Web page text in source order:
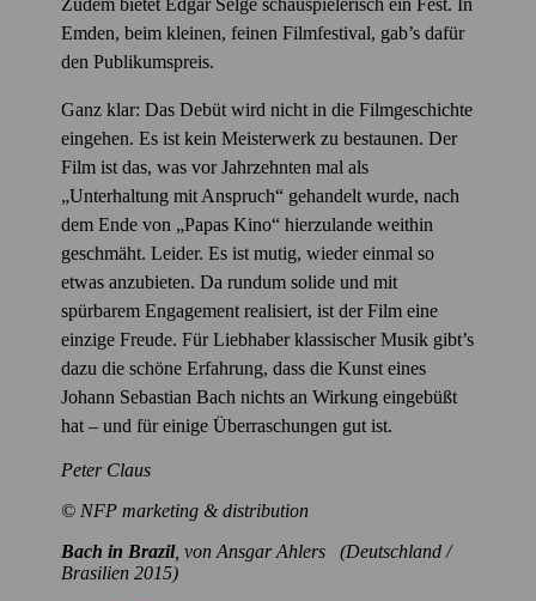
Emden, beim kleinen, feinen Filmfestival, gab’s dafür
den Publikumspreis.
Ganz klar: Das Debüt wird nicht in die Filmgeschichte
eingehen. Es ist kein Meisterwerk zu bestaunen. Der
Film ist das, was vor Jahrzehnten mal als
„Unterhaltung mit Anspruch“ gehandelt wurde, nach
dem Ende von „Papas Kino“ hierzulande weithin
geschmäht. Leider. Es ist mutig, wieder einmal so
etwas anzubieten. Da rundum solide und mit
spürbarem Engagement realisiert, ist der Film eine
einzige Freude. Für Liebhaber klassischer Musik gibt’s
dazu die schöne Erfahrung, dass die Kunst eines
Johann Sebastian Bach nichts an Wirkung eingebüßt
hat – und für einige Überraschungen gut ist.
Peter Claus
© NFP marketing & distribution
Bach in Brazil, von Ansgar Ahlers (Deutschland /
Brasilien 2015)